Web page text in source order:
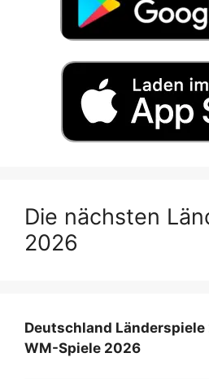
Die nächsten
2026
Deutschland
WM-Spiele 2026